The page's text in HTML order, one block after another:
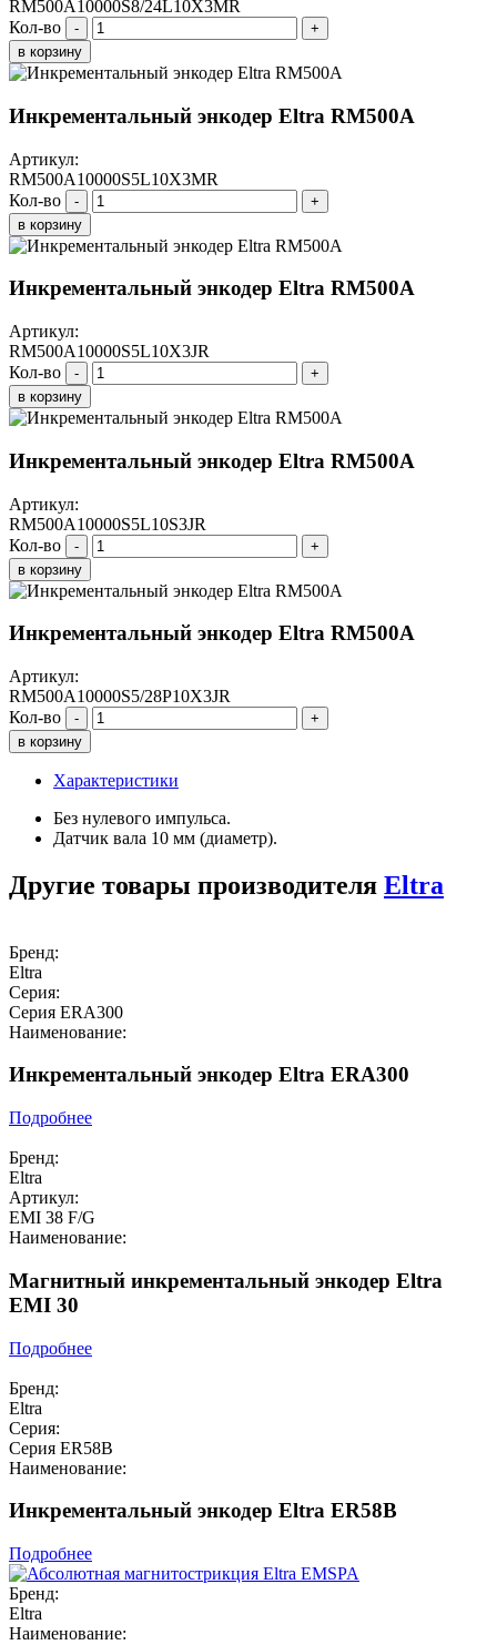
RM500A10000S8/24L10X3MR
Кол-во
-
+
в корзину
Инкрементальный энкодер Eltra RM500A
Артикул:
RM500A10000S5L10X3MR
Кол-во
-
+
в корзину
Инкрементальный энкодер Eltra RM500A
Артикул:
RM500A10000S5L10X3JR
Кол-во
-
+
в корзину
Инкрементальный энкодер Eltra RM500A
Артикул:
RM500A10000S5L10S3JR
Кол-во
-
+
в корзину
Инкрементальный энкодер Eltra RM500A
Артикул:
RM500A10000S5/28P10X3JR
Кол-во
-
+
в корзину
Характеристики
Без нулевого импульса.
Датчик вала 10 мм (диаметр).
Другие товары производителя Eltra
Бренд:
Eltra
Серия:
Серия ERA300
Наименование:
Инкрементальный энкодер Eltra ERA300
Подробнее
Бренд:
Eltra
Артикул:
EMI 38 F/G
Наименование:
Магнитный инкрементальный энкодер Eltra
EMI 30
Подробнее
Бренд:
Eltra
Серия:
Серия ER58B
Наименование:
Инкрементальный энкодер Eltra ER58B
Подробнее
Бренд:
Eltra
Наименование: